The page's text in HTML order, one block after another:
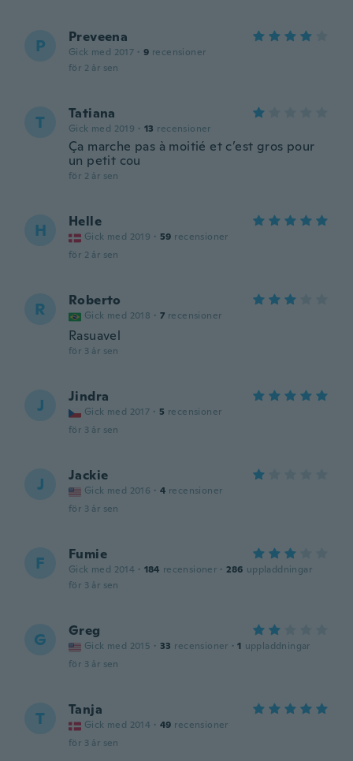
P Preveena
Gick med 2017 · 9 recensioner
för 2 år sen
T Tatiana
Gick med 2019 · 13 recensioner
Ça marche pas à moitié et c’est gros pour
un petit cou
för 2 år sen
H Helle
Gick med 2019 · 59 recensioner
för 2 år sen
R Roberto
Gick med 2018 · 7 recensioner
Rasuavel
för 3 år sen
J Jindra
Gick med 2017 · 5 recensioner
för 3 år sen
J Jackie
Gick med 2016 · 4 recensioner
för 3 år sen
F Fumie
Gick med 2014 · 184 recensioner · 286 uppladdningar
för 3 år sen
G Greg
Gick med 2015 · 33 recensioner · 1 uppladdningar
för 3 år sen
T Tanja
Gick med 2014 · 49 recensioner
för 3 år sen